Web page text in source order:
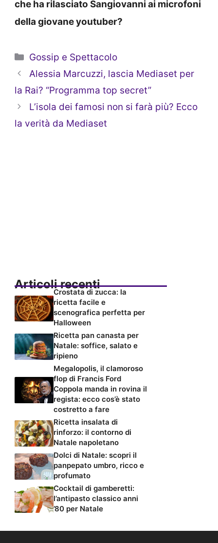
che ha rilasciato Sangiovanni ai microfoni
della giovane youtuber?
Categorie
Gossip e Spettacolo
Alessia Marcuzzi, lascia Mediaset per
la Rai? “Programma top secret”
L’isola dei famosi non si farà più? Ecco
la verità da Mediaset
Articoli recenti
Crostata di zucca: la
ricetta facile e
scenografica perfetta per
Halloween
Ricetta pan canasta per
Natale: soffice, salato e
ripieno
Megalopolis, il clamoroso
flop di Francis Ford
Coppola manda in rovina il
regista: ecco cos’è stato
costretto a fare
Ricetta insalata di
rinforzo: il contorno di
Natale napoletano
Dolci di Natale: scopri il
panpepato umbro, ricco e
profumato
Cocktail di gamberetti:
l’antipasto classico anni
’80 per Natale